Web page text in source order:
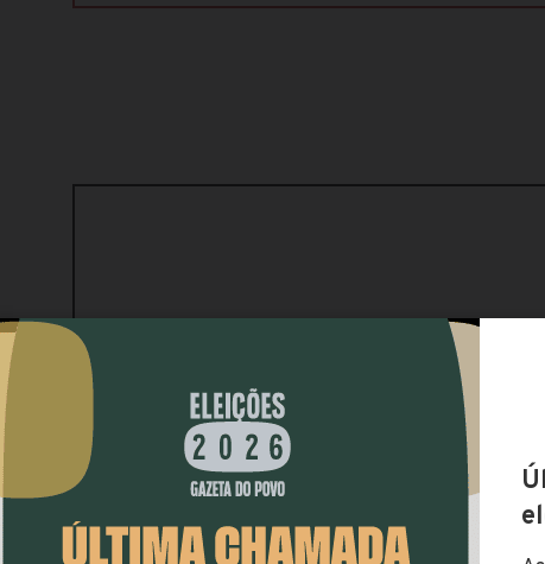
AVISO
Esta página especial apresenta os
principais pontos da versão
reforma da Previdência, conforme
proposta pelo governo. O
abaixo não inclui, portanto, as
alterações aprovadas pela
especial que analisou a reforma.